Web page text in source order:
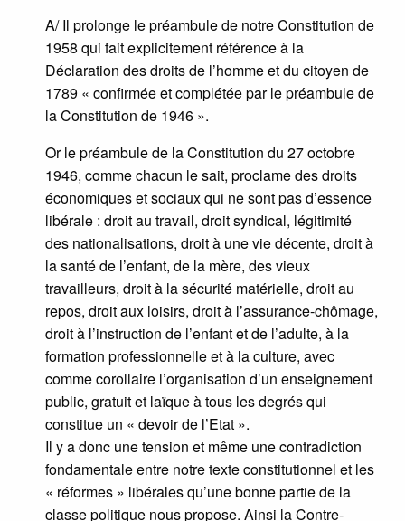
A/ Il prolonge le préambule de notre Constitution de
1958 qui fait explicitement référence à la
Déclaration des droits de l’homme et du citoyen de
1789 « confirmée et complétée par le préambule de
la Constitution de 1946 ».
Or le préambule de la Constitution du 27 octobre
1946, comme chacun le sait, proclame des droits
économiques et sociaux qui ne sont pas d’essence
libérale : droit au travail, droit syndical, légitimité
des nationalisations, droit à une vie décente, droit à
la santé de l’enfant, de la mère, des vieux
travailleurs, droit à la sécurité matérielle, droit au
repos, droit aux loisirs, droit à l’assurance-chômage,
droit à l’instruction de l’enfant et de l’adulte, à la
formation professionnelle et à la culture, avec
comme corollaire l’organisation d’un enseignement
public, gratuit et laïque à tous les degrés qui
constitue un « devoir de l’Etat ».
Il y a donc une tension et même une contradiction
fondamentale entre notre texte constitutionnel et les
« réformes » libérales qu’une bonne partie de la
classe politique nous propose. Ainsi la Contre-